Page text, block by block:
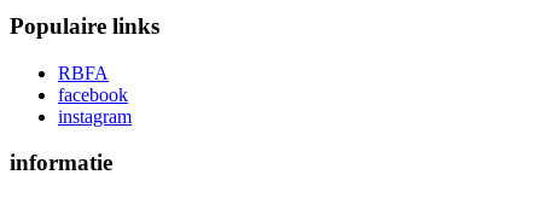
Populaire links
RBFA
facebook
instagram
informatie